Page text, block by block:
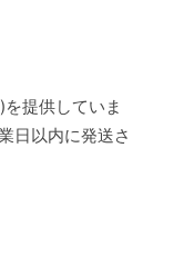
提供していま
日以内に発送さ